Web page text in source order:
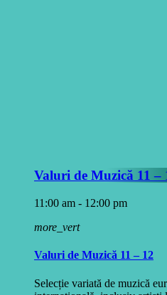
Valuri de Muzică 11 –
11:00 am - 12:00 pm
more_vert
Valuri de Muzică 11 – 12
Selecție variată de muzică